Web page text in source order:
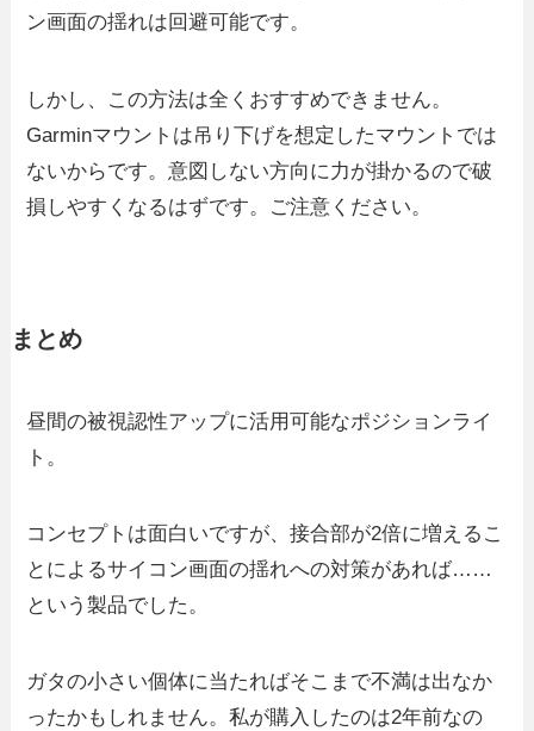
ン画面の揺れは回避可能です。
しかし、この方法は全くおすすめできません。
Garminマウントは吊り下げを想定したマウントでは
ないからです。意図しない方向に力が掛かるので破
損しやすくなるはずです。ご注意ください。
まとめ
昼間の被視認性アップに活用可能なポジションライ
ト。
コンセプトは面白いですが、接合部が2倍に増えるこ
とによるサイコン画面の揺れへの対策があれば……
という製品でした。
ガタの小さい個体に当たればそこまで不満は出なか
ったかもしれません。私が購入したのは2年前なの